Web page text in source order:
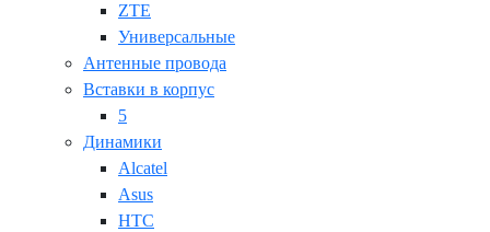
ZTE
Универсальные
Антенные провода
Вставки в корпус
5
Динамики
Alcatel
Asus
HTC